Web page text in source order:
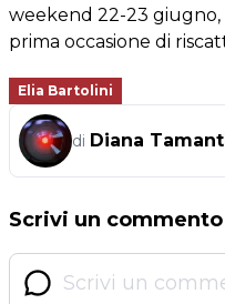
weekend 22-23
prima occasione di
Elia Bartolini
di Diana
Scrivi un commento